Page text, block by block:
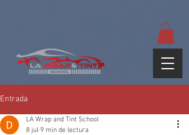
Entrada
LA Wrap and Tint School
8 jul 9 min de lectura